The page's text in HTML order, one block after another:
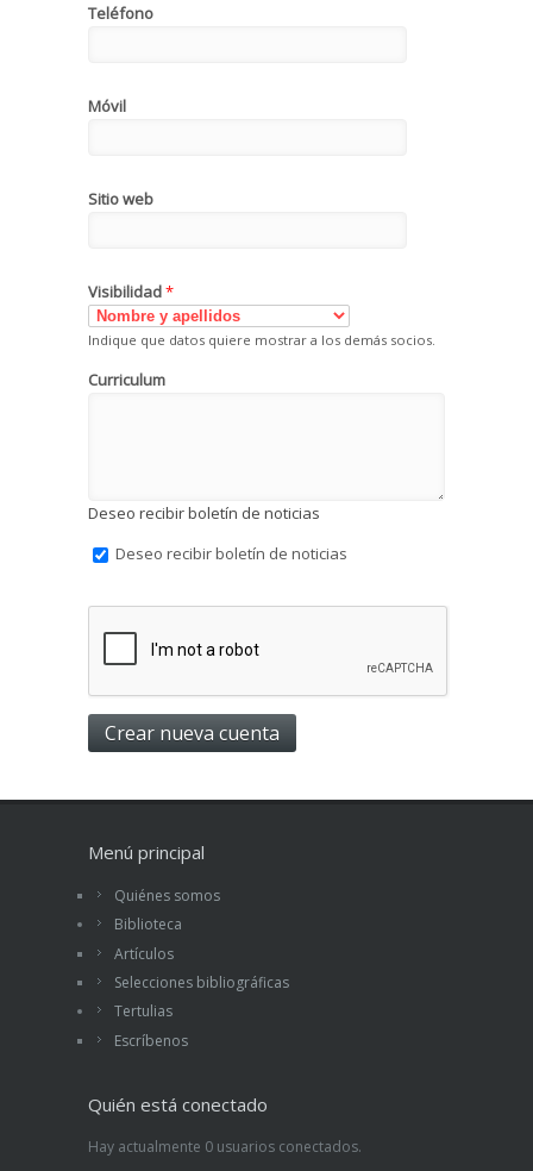
Teléfono
Móvil
Sitio web
Visibilidad*
Indique que datos quiere mostrar a los demás socios.
Curriculum
Deseo recibir boletín de noticias
Deseo recibir boletín de noticias
Menú principal
Quiénes somos
Biblioteca
Artículos
Selecciones bibliográficas
Tertulias
Escríbenos
Quién está conectado
Hay actualmente 0 usuarios conectados.